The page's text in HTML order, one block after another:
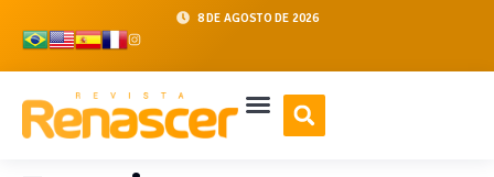
8 DE AGOSTO DE 2026